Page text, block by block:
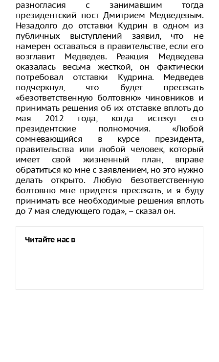
разногласия с занимавшим тогда
президентский пост Дмитрием Медведевым.
Незадолго до отставки Кудрин в одном из
публичных выступлений заявил, что не
намерен оставаться в правительстве, если его
возглавит Медведев. Реакция Медведева
оказалась весьма жесткой, он фактически
потребовал отставки Кудрина. Медведев
подчеркнул, что будет пресекать
«безответственную болтовню» чиновников и
принимать решения об их отставке вплоть до
мая 2012 года, когда истекут его
президентские полномочия. «Любой
сомневающийся в курсе президента,
правительства или любой человек, который
имеет свой жизненный план, вправе
обратиться ко мне с заявлением, но это нужно
делать открыто. Любую безответственную
болтовню мне придется пресекать, и я буду
принимать все необходимые решения вплоть
до 7 мая следующего года», – сказал он.
Читайте нас в